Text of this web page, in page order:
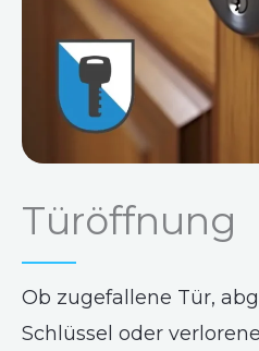
Türöffnung
Ob zugefallene Tür,
Schlüssel oder